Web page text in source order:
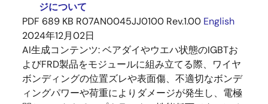
ジについて
PDF 689 KB R07AN0045JJ0100 Rev.1.00 English
2024年12月02日
AI生成コンテンツ:ベアダイやウエハ状態のIGBTお
よびFRD製品をモジュールに組み立てる際、ワイヤ
ボンディングの位置ズレや表面傷、不適切なボンデ
ィングパワーや荷重によりダメージが発生し、電極